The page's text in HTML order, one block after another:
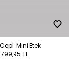
Mini Etek
TL